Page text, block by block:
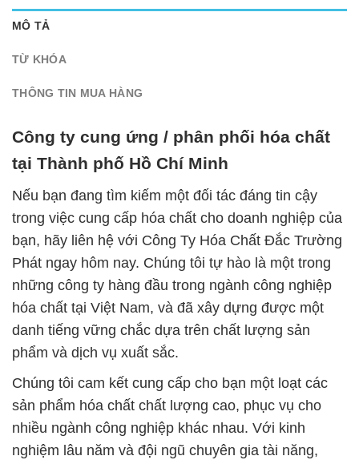
MÔ TẢ
TỪ KHÓA
THÔNG TIN MUA HÀNG
Công ty cung ứng / phân phối hóa chất
tại Thành phố Hồ Chí Minh
Nếu bạn đang tìm kiếm một đối tác đáng tin cậy
trong việc cung cấp hóa chất cho doanh nghiệp của
bạn, hãy liên hệ với Công Ty Hóa Chất Đắc Trường
Phát ngay hôm nay. Chúng tôi tự hào là một trong
những công ty hàng đầu trong ngành công nghiệp
hóa chất tại Việt Nam, và đã xây dựng được một
danh tiếng vững chắc dựa trên chất lượng sản
phẩm và dịch vụ xuất sắc.
Chúng tôi cam kết cung cấp cho bạn một loạt các
sản phẩm hóa chất chất lượng cao, phục vụ cho
nhiều ngành công nghiệp khác nhau. Với kinh
nghiệm lâu năm và đội ngũ chuyên gia tài năng,